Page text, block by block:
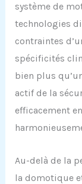
système de
technologies
contraintes
spécificités
bien plus
actif de la
efficacement
Au-delà de la
la domotique